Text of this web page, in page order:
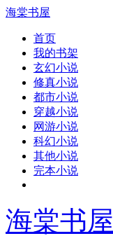
海棠书屋
首页
我的书架
玄幻小说
修真小说
都市小说
穿越小说
网游小说
科幻小说
其他小说
完本小说
海棠书屋